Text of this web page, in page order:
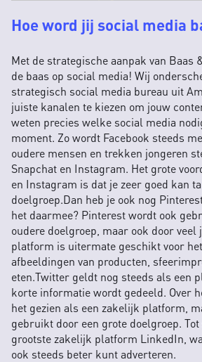
Hoe word jij social media
Met de strategische aanpak van Baas
de baas op social media! Wij
strategisch social media bureau uit
juiste kanalen te kiezen om jouw
weten precies welke social media
moment. Zo wordt Facebook steeds
oudere mensen en trekken jongeren
Snapchat en Instagram. Het grote
en Instagram is dat je zeer goed kan
doelgroep.Dan heb je ook nog
het daarmee? Pinterest wordt ook
oudere doelgroep, maar ook door veel
platform is uitermate geschikt voor
afbeeldingen van producten,
eten.Twitter geldt nog steeds als een
korte informatie wordt gedeeld. Over
het gezien als een zakelijk platform,
gebruikt door een grote doelgroep.
grootste zakelijk platform LinkedIn,
ook steeds beter kunt adverteren.